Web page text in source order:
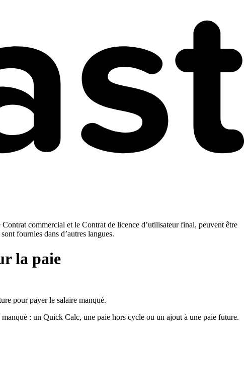
commercial et le Contrat de licence d’utilisateur final, peuvent être
fournies dans d’autres langues.
la paie
pour payer le salaire manqué.
: un Quick Calc, une paie hors cycle ou un ajout à une paie future.